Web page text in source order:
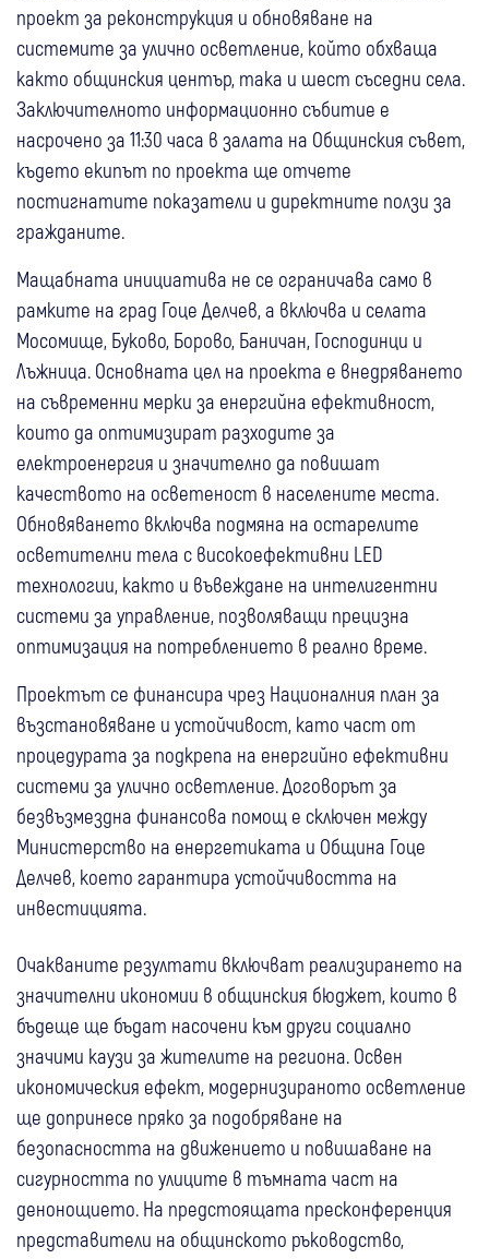
проект за реконструкция и обновяване на
системите за улично осветление, който обхваща
както общинския център, така и шест съседни села.
Заключителното информационно събитие е
насрочено за 11:30 часа в залата на Общинския съвет,
където екипът по проекта ще отчете
постигнатите показатели и директните ползи за
гражданите.
Мащабната инициатива не се ограничава само в
рамките на град Гоце Делчев, а включва и селата
Мосомище, Буково, Борово, Баничан, Господинци и
Лъжница. Основната цел на проекта е внедряването
на съвременни мерки за енергийна ефективност,
които да оптимизират разходите за
електроенергия и значително да повишат
качеството на осветеност в населените места.
Обновяването включва подмяна на остарелите
осветителни тела с високоефективни LED
технологии, както и въвеждане на интелигентни
системи за управление, позволяващи прецизна
оптимизация на потреблението в реално време.
Проектът се финансира чрез Националния план за
възстановяване и устойчивост, като част от
процедурата за подкрепа на енергийно ефективни
системи за улично осветление. Договорът за
безвъзмездна финансова помощ е сключен между
Министерство на енергетиката и Община Гоце
Делчев, което гарантира устойчивостта на
инвестицията.
Очакваните резултати включват реализирането на
значителни икономии в общинския бюджет, които в
бъдеще ще бъдат насочени към други социално
значими каузи за жителите на региона. Освен
икономическия ефект, модернизираното осветление
ще допринесе пряко за подобряване на
безопасността на движението и повишаване на
сигурността по улиците в тъмната част на
денонощието. На предстоящата пресконференция
представители на общинското ръководство,